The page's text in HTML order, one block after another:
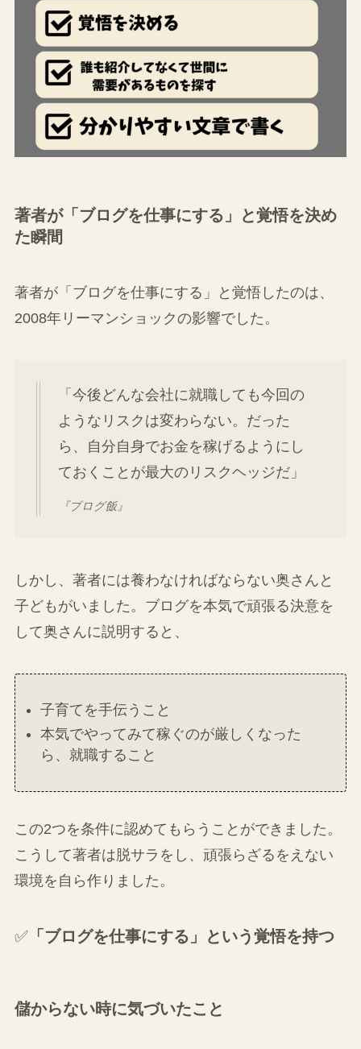
著者が「ブログを仕事にする」と覚悟を決め
た瞬間
著者が「ブログを仕事にする」と覚悟したのは、
2008年リーマンショックの影響でした。
「今後どんな会社に就職しても今回の
ようなリスクは変わらない。だった
ら、自分自身でお金を稼げるようにし
ておくことが最大のリスクヘッジだ」
『ブログ飯』
しかし、著者には養わなければならない奥さんと
子どもがいました。ブログを本気で頑張る決意を
して奥さんに説明すると、
子育てを手伝うこと
本気でやってみて稼ぐのが厳しくなった
ら、就職すること
この2つを条件に認めてもらうことができました。
こうして著者は脱サラをし、頑張らざるをえない
環境を自ら作りました。
✅「ブログを仕事にする」という覚悟を持つ
儲からない時に気づいたこと